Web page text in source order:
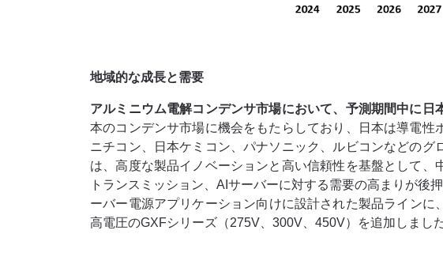
地域的な成長と需要
アルミニウム電解コンデンサ市場において、予測期間中に日
本のコンデンサ市場に機会をもたらしており、日本は導電性
ニチコン、日本ケミコン、パナソニック、ルビコンなどの
は、高度な製品イノベーションと高い信頼性を基盤として
トランスミッション、AIサーバーに対する需要の高まりが
ーバー電源アプリケーション向けに設計された製品ライン
高電圧のGXFシリーズ（275V、300V、450V）を追加しました